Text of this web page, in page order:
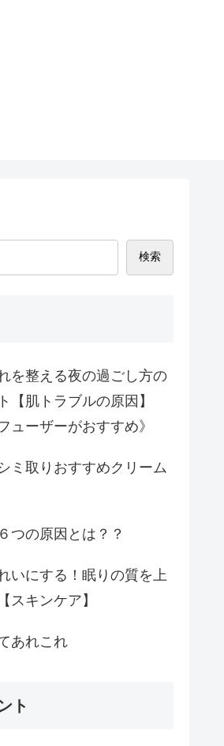
検索
を整える夜の過ごし方の
【肌トラブルの原因】
ューザーがおすすめ》
ミ取りおすすめクリーム
つの原因とは？？
いにする！眠りの質を上
スキンケア】
あれこれ
ト